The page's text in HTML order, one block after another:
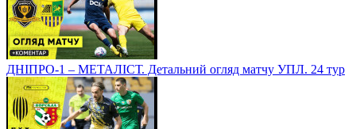
ДНІПРО-1 – МЕТАЛІСТ. Детальний огляд матчу УПЛ. 24 тур